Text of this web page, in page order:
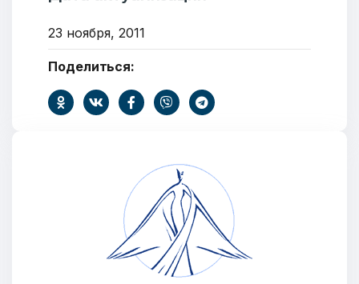
Ваше имя
23 ноября, 2011
Поделиться: